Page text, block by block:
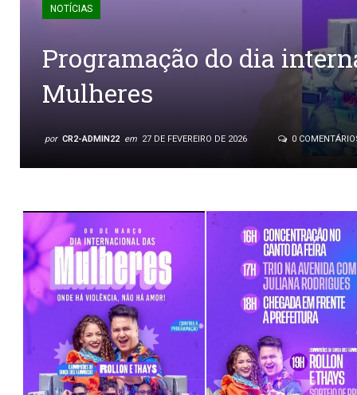
NOTÍCIAS
Programação do dia
Mulheres
por CR2-ADMIN22 em 27 DE FEVEREIRO DE 2026 0